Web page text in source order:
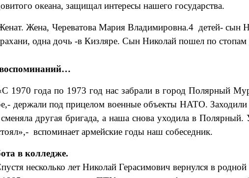
океана, защищал интересы нашего государства.
Жена, Череватова Мария Владимировна.4 детей- сын
одна дочь -в Кизляре. Сын Николай пошел по стопам
года по 1973 год нас забрали в город Полярный
держали под прицелом военные объекты НАТО. Заходили
сменяла другая бригада, а наша снова уходила в
вспоминает армейские годы наш собеседник.
в колледже.
несколько лет Николай Герасимович вернулся в родной